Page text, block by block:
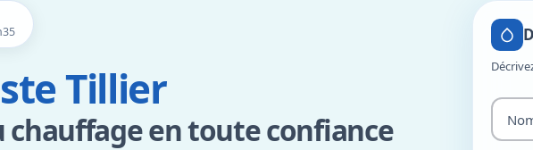
Tillier
chauffage en toute confiance